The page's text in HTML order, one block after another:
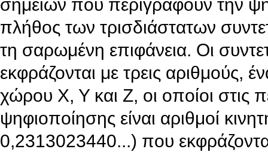
σημείων που περιγράφουν την
πλήθος των τρισδιάστατων
τη σαρωμένη επιφάνεια. Οι
εκφράζονται με τρεις αριθμούς,
χώρου Χ, Υ και Ζ, οι οποίοι στις
ψηφιοποίησης είναι αριθμοί
0,2313023440...) που